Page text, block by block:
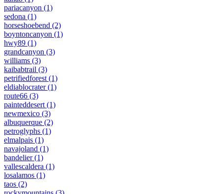
pariacanyon (1)
sedona (1)
horseshoebend (2)
boyntoncanyon (1)
hwy89 (1)
grandcanyon (3)
williams (3)
kaibabtrail (3)
petrifiedforest (1)
eldiablocrater(1)
route66 (3)
painteddesert (1)
newmexico (3)
albuquerque (2)
petroglyphs (1)
elmalpais (1)
navajoland (1)
bandelier(1)
vallescaldera (1)
losalamos (1)
taos (2)